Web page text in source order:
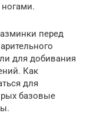
перед
для добивания
Как
для
базовые